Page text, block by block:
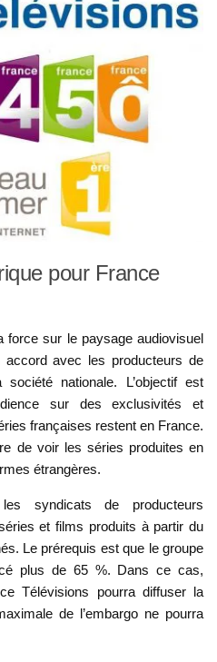
pour France
force sur le paysage audiovisuel
accord avec les producteurs de
nationale. L’objectif est
sur des exclusivités et
françaises restent en France.
de voir les séries produites en
étrangères.
syndicats de producteurs
et films produits à partir du
Le prérequis est que le groupe
plus de 65 %. Dans ce cas,
Télévisions pourra diffuser la
de l’embargo ne pourra